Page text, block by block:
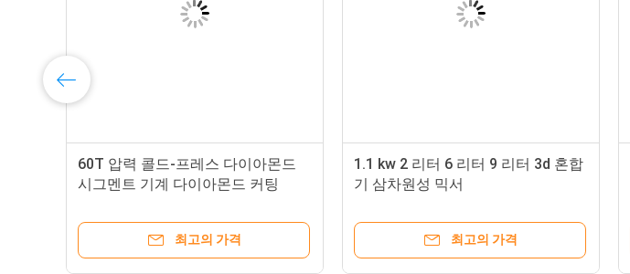
60T 압력 콜드-프레스 다이아몬드
시그멘트 기계 다이아몬드 커팅
최고의 가격
1.1 kw 2 리터 6 리터 9 리터 3d 혼합
기 삼차원성 믹서
최고의 가격